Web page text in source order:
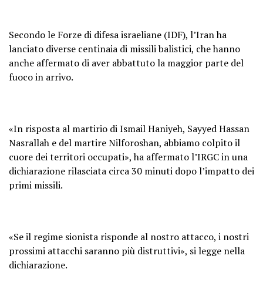
Secondo le Forze di difesa israeliane (IDF), l’Iran ha
lanciato diverse centinaia di missili balistici, che hanno
anche affermato di aver abbattuto la maggior parte del
fuoco in arrivo.
«In risposta al martirio di Ismail Haniyeh, Sayyed Hassan
Nasrallah e del martire Nilforoshan, abbiamo colpito il
cuore dei territori occupati», ha affermato l’IRGC in una
dichiarazione rilasciata circa 30 minuti dopo l’impatto dei
primi missili.
«Se il regime sionista risponde al nostro attacco, i nostri
prossimi attacchi saranno più distruttivi», si legge nella
dichiarazione.